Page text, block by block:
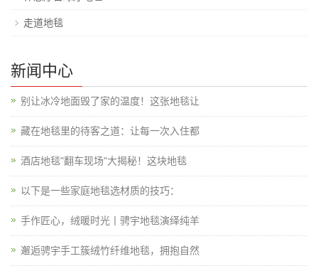
走道地毯
新闻中心
别让冰冷地面毁了家的温度！这张地毯让
藏在地毯里的待客之道：让每一次入住都
酒店地毯"翻车现场"大揭秘！这块地毯
以下是一些家庭地毯选材质的技巧：
手作匠心，绒暖时光丨骋宇地毯演绎纯羊
邂逅骋宇手工簇绒竹纤维地毯，拥抱自然